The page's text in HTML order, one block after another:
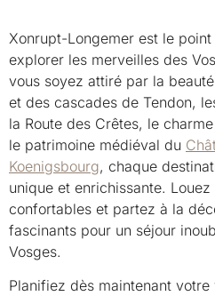
Xonrupt-Longemer est le
explorer les merveilles des
vous soyez attiré par la
et des cascades de Tendon,
la Route des Crêtes, le
le patrimoine médiéval du
Koenigsbourg, chaque
unique et enrichissante. Louez
confortables et partez à la
fascinants pour un séjour
Vosges.
Planifiez dès maintenant